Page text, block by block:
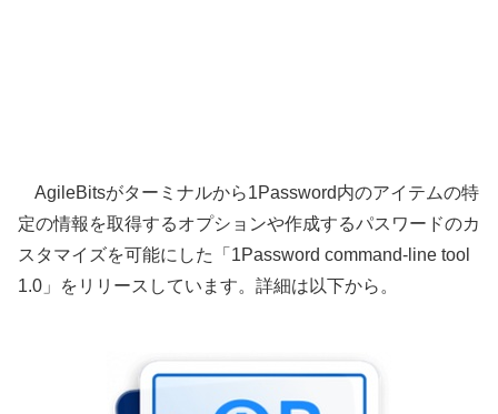
AgileBitsがターミナルから1Password内のアイテムの特
定の情報を取得するオプションや作成するパスワードのカ
スタマイズを可能にした「1Password command-line tool
1.0」をリリースしています。詳細は以下から。